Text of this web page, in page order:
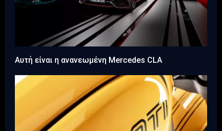
Αυτή είναι η ανανεωμένη Mercedes CLA